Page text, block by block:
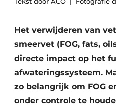
Vacatures
Video’s
Aanmelden
Bedrijven
Bedrijven
Akoestiek
Beton & Staalbouw
Brandveiligheid
BIM
Het verwijderen van
smeervet (FOG, fats,
directe impact op het
afwateringssysteem.
zo belangrijk om FOG
onder controle te